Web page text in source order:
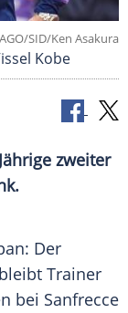
SID/Ken Asakura
Kobe
zweiter
Der
Trainer
bei Sanfrecce